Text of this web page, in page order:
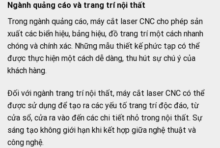
Ngành quảng cáo và trang trí nội thất
Trong ngành quảng cáo, máy cắt laser CNC cho phép sản
xuất các biển hiệu, bảng hiệu, đồ trang trí một cách nhanh
chóng và chính xác. Những mẫu thiết kế phức tạp có thể
được thực hiện một cách dễ dàng, thu hút sự chú ý của
khách hàng.
Đối với ngành trang trí nội thất, máy cắt laser CNC có thể
được sử dụng để tạo ra các yếu tố trang trí độc đáo, từ
cửa sổ, cửa ra vào đến các chi tiết nhỏ trong nội thất. Sự
sáng tạo không giới hạn khi kết hợp giữa nghệ thuật và
công nghệ.